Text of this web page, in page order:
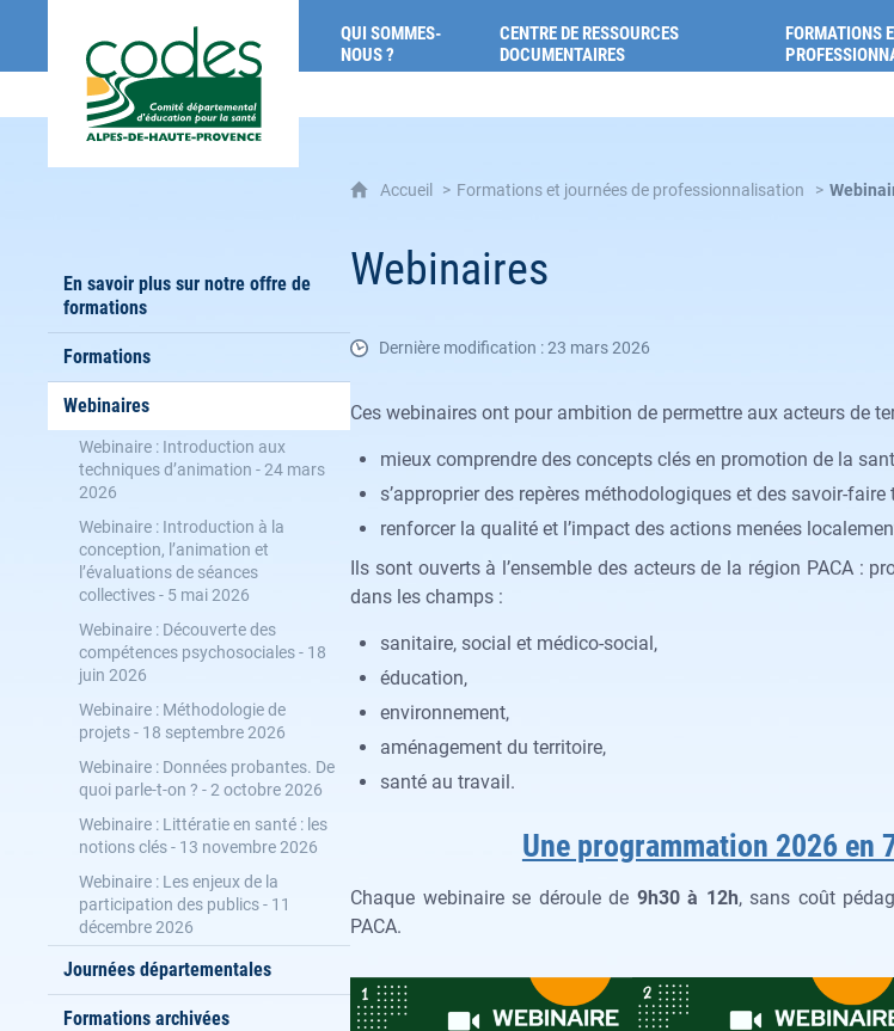
QUI SOMMES-
NOUS ?
CENTRE DE RESSOURCES
DOCUMENTAIRES
FORMATIONS
En savoir plus sur notre offre de
formations
Formations
Webinaires
Webinaire : Introduction aux
techniques d’animation - 24 mars
2026
Webinaire : Introduction à la
conception, l’animation et
l’évaluations de séances
collectives - 5 mai 2026
Webinaire : Découverte des
compétences psychosociales - 18
juin 2026
Webinaire : Méthodologie de
projets - 18 septembre 2026
Webinaire : Données probantes. De
quoi parle-t-on ? - 2 octobre 2026
Webinaire : Littératie en santé : les
notions clés - 13 novembre 2026
Webinaire : Les enjeux de la
participation des publics - 11
décembre 2026
Journées départementales
Formations archivées
Accueil Formations et journées de professionnalisation
Webinaires
Dernière modification : 23 mars 2026
Ces webinaires ont pour ambition de permettre aux acteurs de
mieux comprendre des concepts clés en promotion de la
s’approprier des repères méthodologiques et des savoir-faire
renforcer la qualité et l’impact des actions menées
Ils sont ouverts à l’ensemble des acteurs de la région PACA :
dans les champs :
sanitaire, social et médico-social,
éducation,
environnement,
aménagement du territoire,
santé au travail.
Une programmation 2026 en
Chaque webinaire se déroule de 9h30 à 12h, sans coût
PACA.